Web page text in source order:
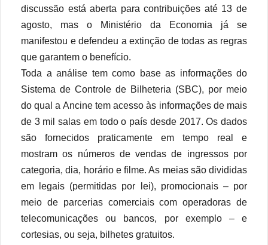
discussão está aberta para contribuições até 13 de
agosto, mas o Ministério da Economia já se
manifestou e defendeu a extinção de todas as regras
que garantem o benefício.
Toda a análise tem como base as informações do
Sistema de Controle de Bilheteria (SBC), por meio
do qual a Ancine tem acesso às informações de mais
de 3 mil salas em todo o país desde 2017. Os dados
são fornecidos praticamente em tempo real e
mostram os números de vendas de ingressos por
categoria, dia, horário e filme. As meias são divididas
em legais (permitidas por lei), promocionais – por
meio de parcerias comerciais com operadoras de
telecomunicações ou bancos, por exemplo – e
cortesias, ou seja, bilhetes gratuitos.